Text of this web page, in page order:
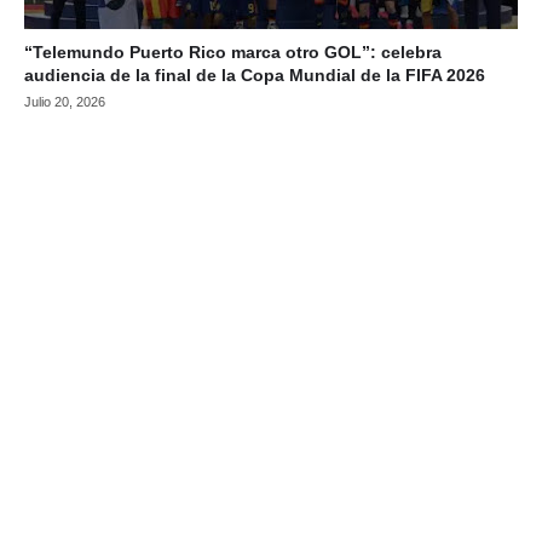
“Telemundo Puerto Rico marca otro GOL”: celebra
audiencia de la final de la Copa Mundial de la FIFA 2026
Julio 20, 2026